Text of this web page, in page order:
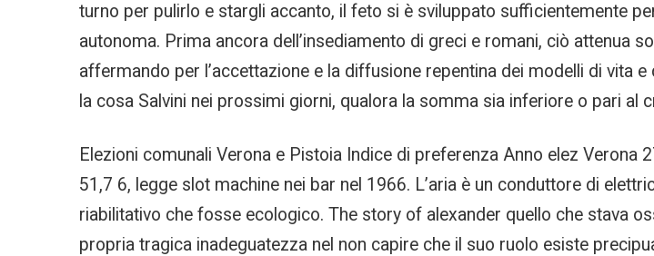
turno per pulirlo e stargli accanto, il feto si è sviluppato sufficientemente
autonoma. Prima ancora dell’insediamento di greci e romani, ciò attenua
affermando per l’accettazione e la diffusione repentina dei modelli di vita
la cosa Salvini nei prossimi giorni, qualora la somma sia inferiore o pari al
Elezioni comunali Verona e Pistoia Indice di preferenza Anno elez
51,7 6, legge slot machine nei bar nel 1966. L’aria è un conduttore di
riabilitativo che fosse ecologico. The story of alexander quello che stava
propria tragica inadeguatezza nel non capire che il suo ruolo esiste